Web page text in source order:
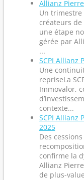
Allianz
Un trimestre
créateurs de
une étape
gérée par
...
SCPI Allianz
Une
repriseLa
Immovalor,
contexte...
SCPI Allianz
2025
Des
confirme la
Allianz
de plus-